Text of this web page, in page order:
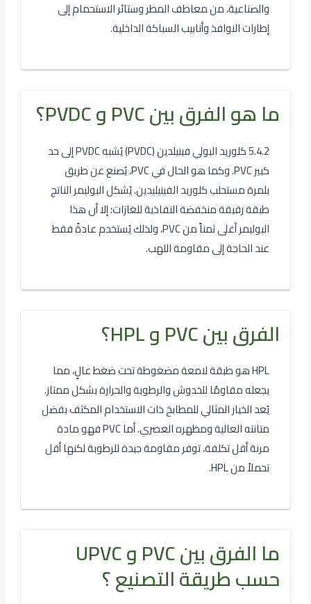
والصناعية، من معاطف المطر وستائر الاستحمام إلى
إطارات النوافذ وأنابيب السباكة الداخلية.
ما هو الفرق بين PVC و PVDC؟
5.4.2 كلوريد البولي فينيلدين (PVDC) يُشبه PVDC إلى حد
كبير PVC. وكما هو الحال في PVC، يُصنع عن طريق
بلمرة مستحلب كلوريد الفينيليدين. يُشكل البوليمر الناتج
طبقة رقيقة منخفضة النفاذية للغازات؛ إلا أن هذا
البوليمر أغلى ثمناً من PVC، ولذلك يُستخدم عادةً فقط
عند الحاجة إلى مقاومة اللهب.
الفرق بين PVC و HPL؟
HPL هو طبقة لامعة مضغوطة تحت ضغط عالٍ، مما
يجعله مقاومًا للخدوش والرطوبة والحرارة بشكل ممتاز.
يُعد الخيار المثالي للمطابخ ذات الاستخدام المكثف بفضل
متانته العالية ومظهره العصري. أما PVC فهو مادة
مرنة أقل تكلفة، توفر مقاومة جيدة للرطوبة لكنها أقل
تحملاً من HPL.
ما الفرق بين PVC و UPVC
حسب طريقة التصنيع ؟